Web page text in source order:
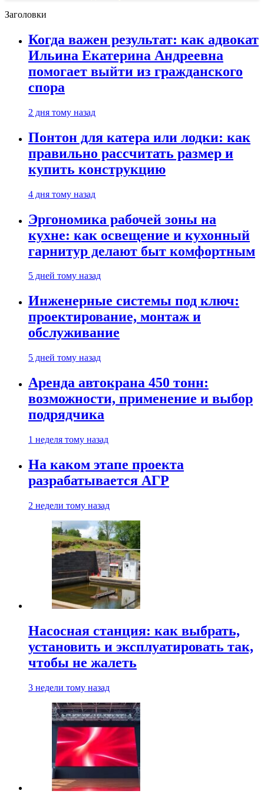
Заголовки
Когда важен результат: как адвокат
Ильина Екатерина Андреевна
помогает выйти из гражданского
спора
2 дня тому назад
Понтон для катера или лодки: как
правильно рассчитать размер и
купить конструкцию
4 дня тому назад
Эргономика рабочей зоны на
кухне: как освещение и кухонный
гарнитур делают быт комфортным
5 дней тому назад
Инженерные системы под ключ:
проектирование, монтаж и
обслуживание
5 дней тому назад
Аренда автокрана 450 тонн:
возможности, применение и выбор
подрядчика
1 неделя тому назад
На каком этапе проекта
разрабатывается АГР
2 недели тому назад
Насосная станция: как выбрать,
установить и эксплуатировать так,
чтобы не жалеть
3 недели тому назад